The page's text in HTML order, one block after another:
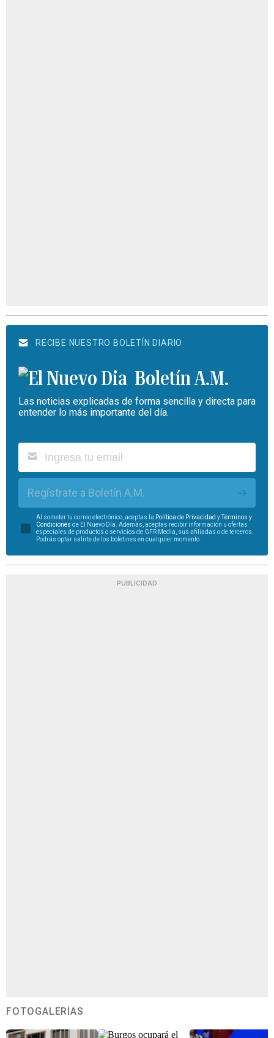
RECIBE NUESTRO BOLETÍN DIARIO
Boletín A.M.
Las noticias explicadas de forma sencilla y directa para
entender lo más importante del día.
Regístrate a Boletín A.M.
Al someter tu correo electrónico, aceptas la Política de Privacidad yTérminos y
Condiciones de El Nuevo Día. Además, aceptas recibir información u ofertas
especiales de productos o servicios de GFR Media, sus afiliadas o de terceros.
Podrás optar salirte de los boletines en cualquier momento.
PUBLICIDAD
FOTOGALERÍAS